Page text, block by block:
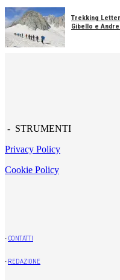
Trekking
Gibello e
- STRUMENTI
Privacy Policy
Cookie Policy
- CONTATTI
- REDAZIONE